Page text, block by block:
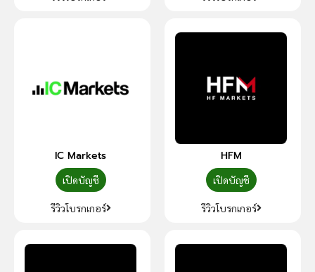
IC Markets
เปิดบัญชี
รีวิวโบรกเกอร์
HFM
เปิดบัญชี
รีวิวโบรกเกอร์